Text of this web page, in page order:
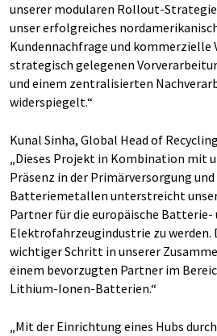
unserer modularen Rollout-
unser erfolgreiches
Kundennachfrage und kommerzielle
strategisch gelegenen
und einem zentralisierten
widerspiegelt.“
Kunal Sinha, Global Head of
„Dieses Projekt in Kombination mit
Präsenz in der Primärversorgung
Batteriemetallen unterstreicht
Partner für die europäische Batterie-
Elektrofahrzeugindustrie zu werden.
wichtiger Schritt in unserer
einem bevorzugten Partner im
Lithium-Ionen-Batterien.“
„Mit der Einrichtung eines Hubs